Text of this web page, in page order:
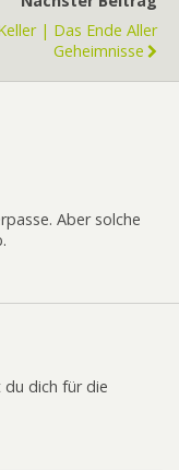
| Das Ende Aller
Geheimnisse
Aber solche
dich für die